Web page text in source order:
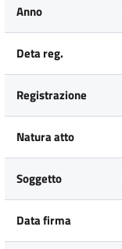
Anno
Deta reg.
Registrazione
Natura atto
Soggetto
Data firma